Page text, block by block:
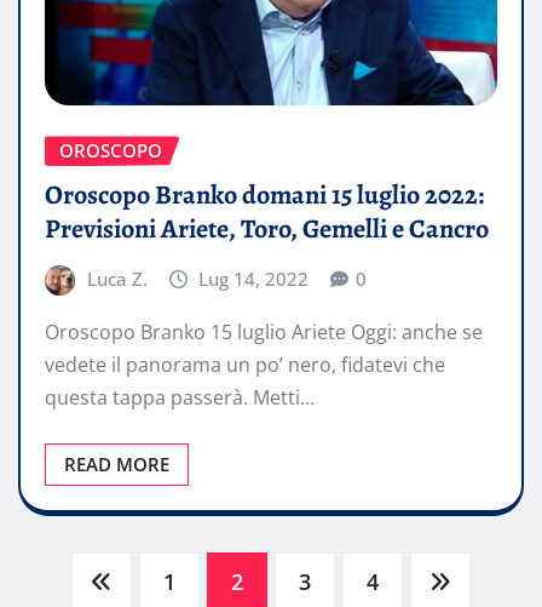
OROSCOPO
Oroscopo Branko domani 15 luglio 2022:
Previsioni Ariete, Toro, Gemelli e Cancro
Luca Z. Lug 14, 2022 0
Oroscopo Branko 15 luglio Ariete Oggi: anche se
vedete il panorama un po’ nero, fidatevi che
questa tappa passerà. Metti…
READ MORE
Paginazione
1 2 3 4